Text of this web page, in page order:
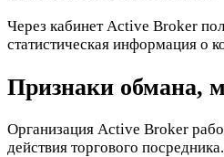
Через кабинет Active Broker
статистическая информация о
Признаки обмана,
Организация Active Broker
действия торгового посредника.